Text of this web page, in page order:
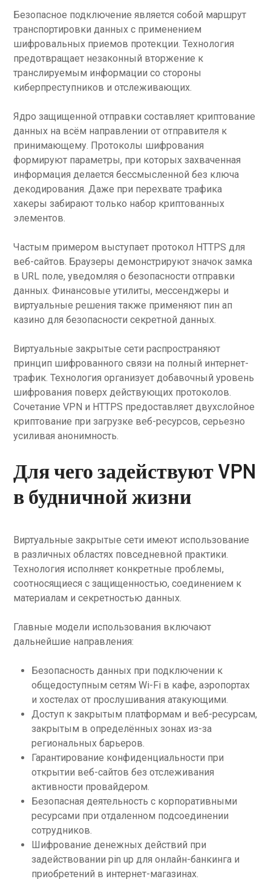
Безопасное подключение является собой маршрут
транспортировки данных с применением
шифровальных приемов протекции. Технология
предотвращает незаконный вторжение к
транслируемым информации со стороны
киберпреступников и отслеживающих.
Ядро защищенной отправки составляет криптование
данных на всём направлении от отправителя к
принимающему. Протоколы шифрования
формируют параметры, при которых захваченная
информация делается бессмысленной без ключа
декодирования. Даже при перехвате трафика
хакеры забирают только набор криптованных
элементов.
Частым примером выступает протокол HTTPS для
веб-сайтов. Браузеры демонстрируют значок замка
в URL поле, уведомляя о безопасности отправки
данных. Финансовые утилиты, мессенджеры и
виртуальные решения также применяют пин ап
казино для безопасности секретной данных.
Виртуальные закрытые сети распространяют
принцип шифрованного связи на полный интернет-
трафик. Технология организует добавочный уровень
шифрования поверх действующих протоколов.
Сочетание VPN и HTTPS предоставляет двухслойное
криптование при загрузке веб-ресурсов, серьезно
усиливая анонимность.
Для чего задействуют VPN
в будничной жизни
Виртуальные закрытые сети имеют использование
в различных областях повседневной практики.
Технология исполняет конкретные проблемы,
соотносящиеся с защищенностью, соединением к
материалам и секретностью данных.
Главные модели использования включают
дальнейшие направления:
Безопасность данных при подключении к
общедоступным сетям Wi-Fi в кафе, аэропортах
и хостелах от прослушивания атакующими.
Доступ к закрытым платформам и веб-ресурсам,
закрытым в определённых зонах из-за
региональных барьеров.
Гарантирование конфиденциальности при
открытии веб-сайтов без отслеживания
активности провайдером.
Безопасная деятельность с корпоративными
ресурсами при отдаленном подсоединении
сотрудников.
Шифрование денежных действий при
задействовании pin up для онлайн-банкинга и
приобретений в интернет-магазинах.